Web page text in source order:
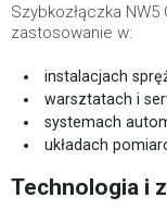
Szybkozłączka
zastosowanie w:
instalacjach
warsztatach i
systemach
układach
Technologia i